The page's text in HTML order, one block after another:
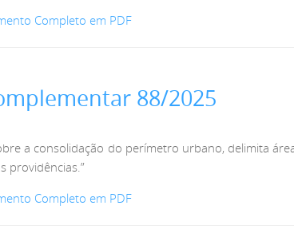
Completo em PDF
88/2025
a consolidação do perímetro urbano, delimita
providências.”
Completo em PDF